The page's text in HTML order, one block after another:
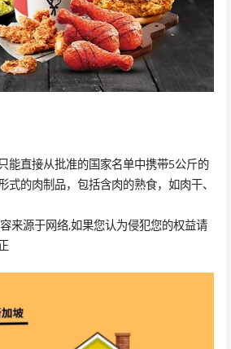
能直接从批准的国家名单中携带5公斤的
式的肉制品，包括含肉的熟食，如肉干、
来源于网络,如果您认为侵犯您的权益请